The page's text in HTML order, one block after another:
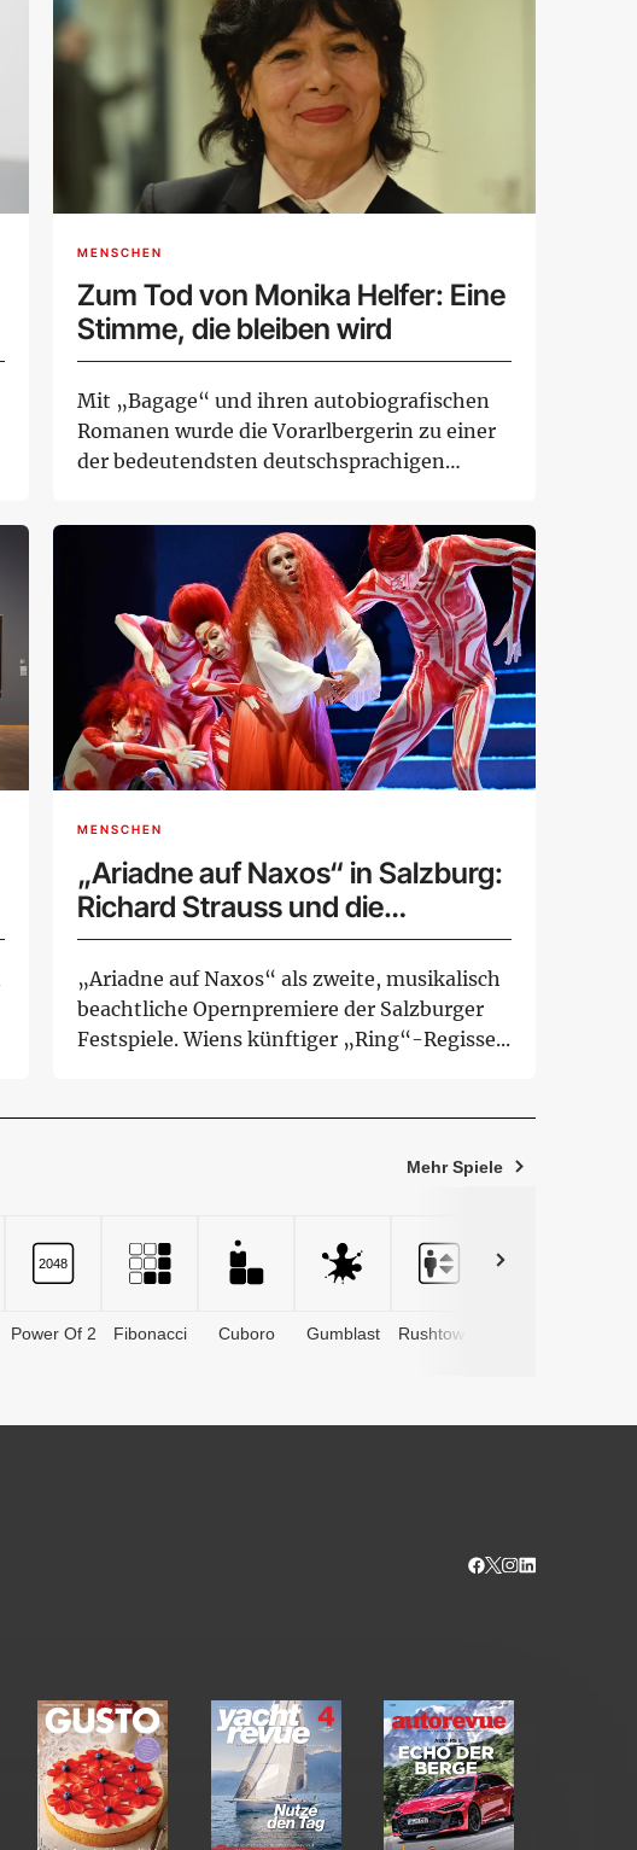
MENSCHEN
Zum Tod von Monika Helfer: Eine
Stimme, die bleiben wird
Mit „Bagage“ und ihren autobiografischen
Romanen wurde die Vorarlbergerin zu einer
der bedeutendsten deutschsprachigen
MENSCHEN
„Ariadne auf Naxos“ in Salzburg:
Richard Strauss und die
Marsmusik
„Ariadne auf Naxos“ als zweite, musikalisch
beachtliche Opernpremiere der Salzburger
Festspiele. Wiens künftiger „Ring“-Regisse...
Mehr Spiele
Power Of 2 Fibonacci Cuboro Gumblast Rushtower